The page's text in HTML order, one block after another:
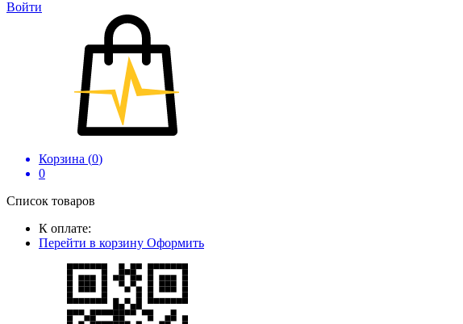
Войти
Корзина (0)
0
Список товаров
К оплате:
Перейти в корзину Оформить